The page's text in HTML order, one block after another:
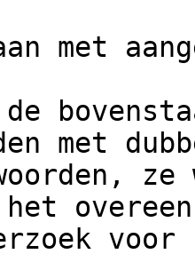
met
met
ze
het